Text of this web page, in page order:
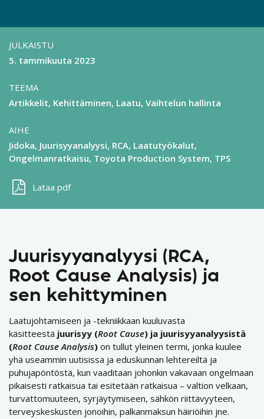
JULKAISTU
5. tammikuuta 2023
TEEMA
Artikkelit Kehittäminen Laatu Vaihtelun hallinta
AIHE
Jidoka Juurisyyanalyysi, RCA Laatutyökalut
Ongelmanratkaisu Toyota Production System, TPS
Lataa pdf
Juurisyyanalyysi (RCA,
Root Cause Analysis) ja
sen kehittyminen
Laatujohtamiseen ja -tekniikkaan kuuluvasta
käsitteestä juurisyy (Root Cause) ja juurisyyanalyysistä
(Root Cause Analysis) on tullut yleinen termi, jonka kuulee
yhä useammin uutisissa ja eduskunnan lehtereiltä ja
puhujapöntöstä, kun vaaditaan johonkin vakavaan ongelmaan
pikaisesti ratkaisua tai esitetään ratkaisua – valtion velkaan,
turvattomuuteen, syrjäytymiseen, sähkön riittävyyteen,
terveyskeskusten jonoihin, palkanmaksun häiriöihin jne.